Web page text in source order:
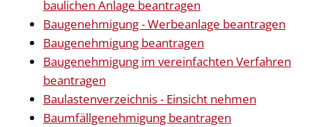
baulichen Anlage beantragen
Baugenehmigung - Werbeanlage beantragen
Baugenehmigung beantragen
Baugenehmigung im vereinfachten Verfahren
beantragen
Baulastenverzeichnis - Einsicht nehmen
Baumfällgenehmigung beantragen